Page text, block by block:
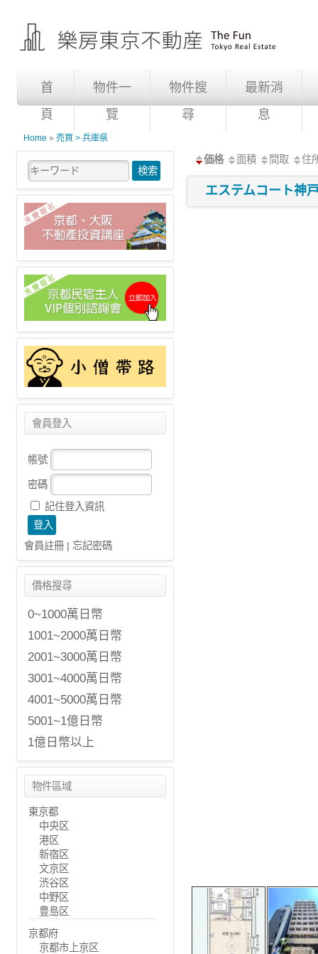
首
頁
物件一
覽
物件搜
尋
最新消
息
Home » 売買 > 兵庫県
価格 面積 間取 住
エステムコート神
會員登入
帳號
密碼
記住登入資訊
會員註冊 | 忘記密碼
價格搜尋
0~1000萬日幣
1001~2000萬日幣
2001~3000萬日幣
3001~4000萬日幣
4001~5000萬日幣
5001~1億日幣
1億日幣以上
物件區域
東京都
中央区
港区
新宿区
文京区
渋谷区
中野区
豊島区
京都府
京都市上京区